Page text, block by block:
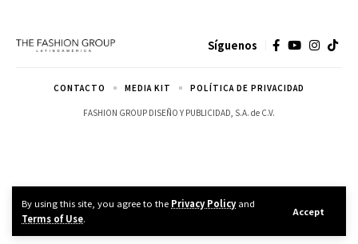
By using this site, you agree to the Privacy Policyand
Terms of Use.
Accept
Síguenos
FASHION GROUP DISEÑO Y PUBLICIDAD, S.A. de C.V.
CONTACTO MEDIA KIT POLÍTICA DE PRIVACIDAD